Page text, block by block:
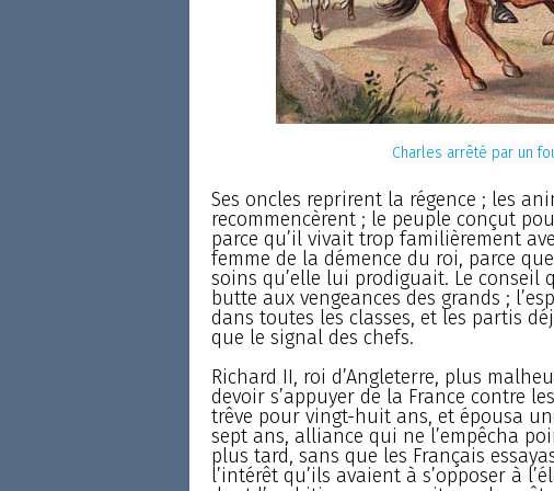
Charles arrêté par un
Ses oncles reprirent la régence ; les
recommencèrent ; le peuple conçut
parce qu’il vivait trop familièrement
femme de la démence du roi, parce
soins qu’elle lui prodiguait. Le conseil
butte aux vengeances des grands ;
dans toutes les classes, et les partis
que le signal des chefs.
Richard II, roi d’Angleterre, plus
devoir s’appuyer de la France contre
trêve pour vingt-huit ans, et épousa
sept ans, alliance qui ne l’empêcha
plus tard, sans que les Français
l’intérêt qu’ils avaient à s’opposer à